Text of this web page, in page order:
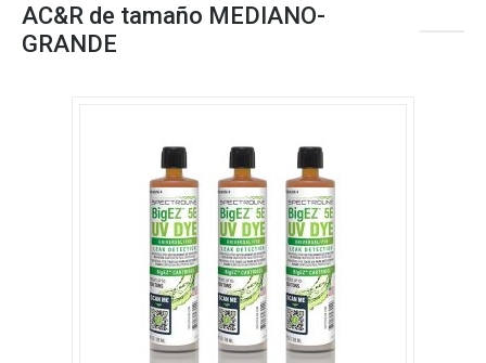
AC&R de tamaño MEDIANO-
GRANDE